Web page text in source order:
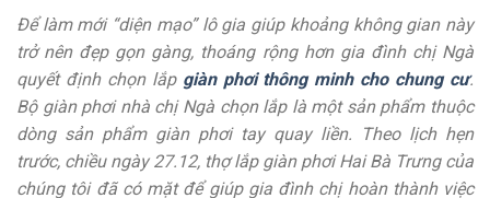
Để làm mới “diện mạo” lô gia giúp khoảng không gian này
trở nên đẹp gọn gàng, thoáng rộng hơn gia đình chị Ngà
quyết định chọn lắp giàn phơi thông minh cho chung cư.
Bộ giàn phơi nhà chị Ngà chọn lắp là một sản phẩm thuộc
dòng sản phẩm giàn phơi tay quay liền. Theo lịch hẹn
trước, chiều ngày 27.12, thợ lắp giàn phơi Hai Bà Trưng của
chúng tôi đã có mặt để giúp gia đình chị hoàn thành việc